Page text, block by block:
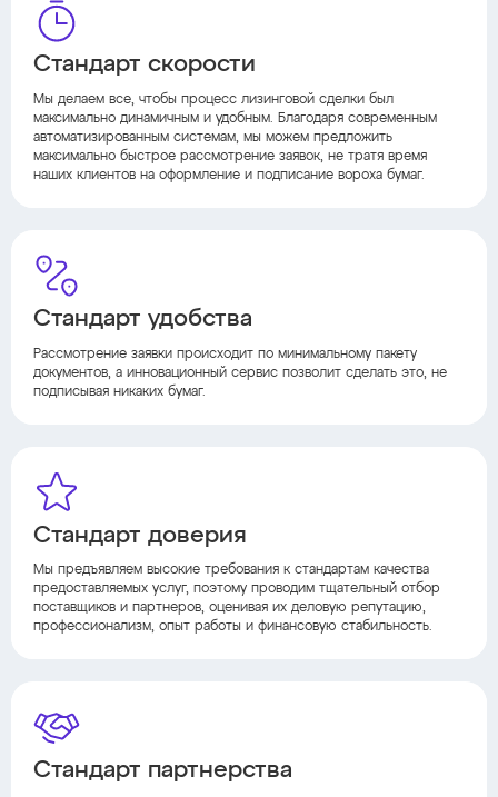
Стандарт скорости
Мы делаем все, чтобы процесс лизинговой сделки был
максимально динамичным и удобным. Благодаря современным
автоматизированным системам, мы можем предложить
максимально быстрое рассмотрение заявок, не тратя время
наших клиентов на оформление и подписание вороха бумаг.
Стандарт удобства
Рассмотрение заявки происходит по минимальному пакету
документов, а инновационный сервис позволит сделать это, не
подписывая никаких бумаг.
Стандарт доверия
Мы предъявляем высокие требования к стандартам качества
предоставляемых услуг, поэтому проводим тщательный отбор
поставщиков и партнеров, оценивая их деловую репутацию,
профессионализм, опыт работы и финансовую стабильность.
Стандарт партнерства